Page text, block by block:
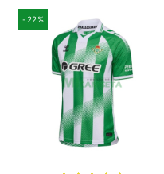
-22%